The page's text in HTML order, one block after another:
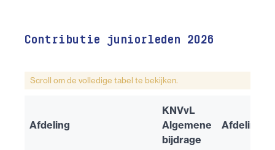
Contributie juniorleden 2026
Scroll om de volledige tabel te bekijken.
Afdeling
KNVvL
Algemene
bijdrage